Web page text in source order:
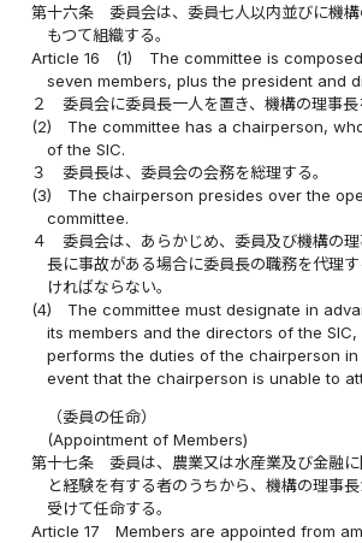
第十六条
委員会は、委員七人以内並びに機
もつて組織する。
Article 16
(1)
The committee is
seven members, plus the president and
２
委員会に委員長一人を置き、機構の理事長
(2)
The committee has a chairperson,
of the SIC.
３
委員長は、委員会の会務を総理する。
(3)
The chairperson presides over the
committee.
４
委員会は、あらかじめ、委員及び機構の
長に事故がある場合に委員長の職務を代理
ければならない。
(4)
The committee must designate in
its members and the directors of the
performs the duties of the chairperson
event that the chairperson is unable to
（委員の任命）
(Appointment of Members)
第十七条
委員は、農業又は水産業及び金融
と経験を有する者のうちから、機構の理事
受けて任命する。
Article 17
Members are appointed from